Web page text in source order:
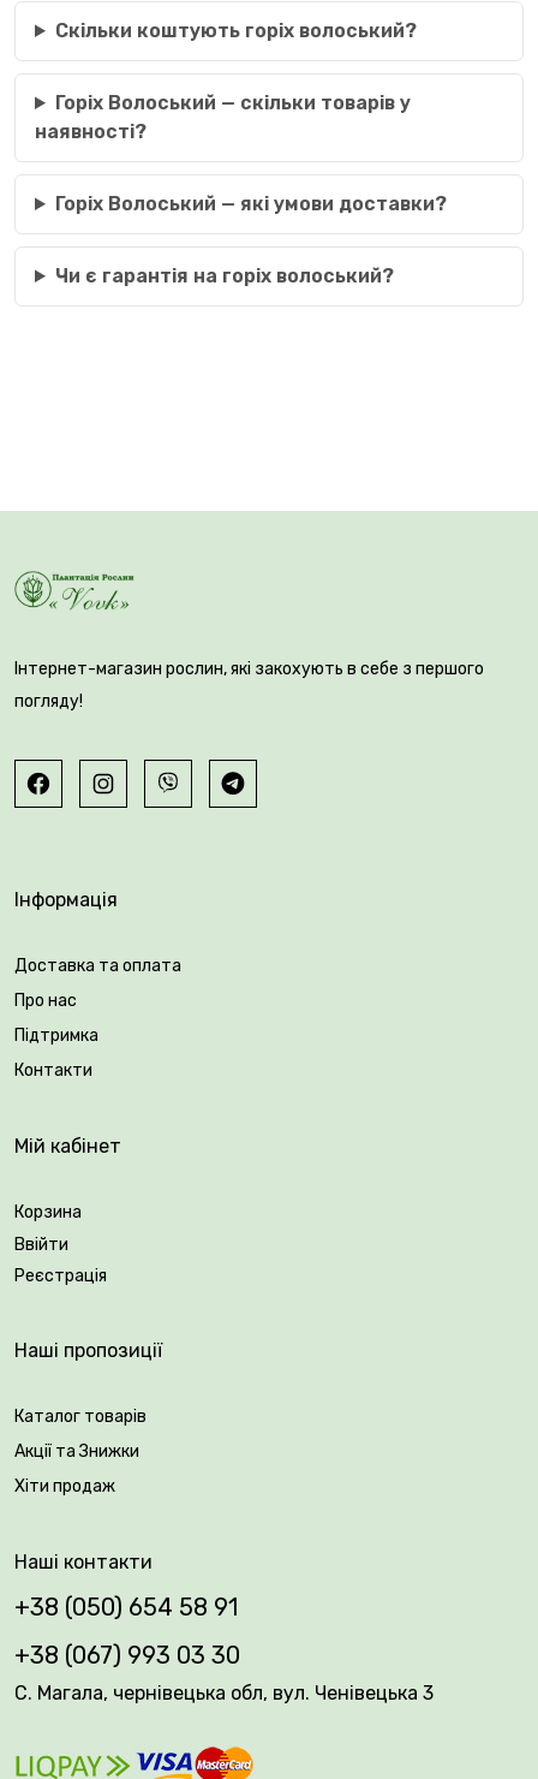
Скільки коштують горіх волоський?
Горіх Волоський — скільки товарів у
наявності?
Горіх Волоський — які умови доставки?
Чи є гарантія на горіх волоський?
Інтернет-магазин рослин, які закохують в себе з першого
погляду!
Інформація
Доставка та оплата
Про нас
Підтримка
Контакти
Мій кабінет
Корзина
Ввійти
Реєстрація
Наші пропозиції
Каталог товарів
Акції та Знижки
Хіти продаж
Наші контакти
+38 (050) 654 58 91
+38 (067) 993 03 30
С. Магала, чернівецька обл, вул. Ченівецька 3